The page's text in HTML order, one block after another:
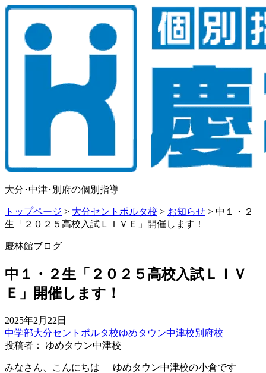
大分･中津･別府の個別指導
トップページ > 大分セントポルタ校 > お知らせ > 中１・２
生「２０２５高校入試ＬＩＶＥ」開催します！
慶林館ブログ
中１・２生「２０２５高校入試ＬＩＶ
Ｅ」開催します！
2025年2月22日
中学部大分セントポルタ校ゆめタウン中津校別府校
投稿者： ゆめタウン中津校
みなさん、こんにちは ゆめタウン中津校の小倉です